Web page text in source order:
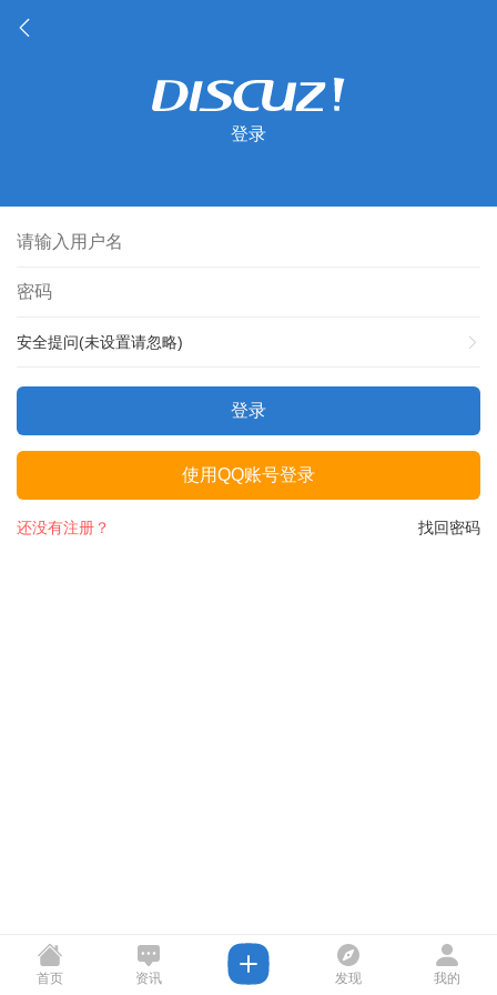
登录
安全提问(未设置请忽略)
登录
使用QQ账号登录
找回密码
还没有注册？
首页 资讯 发现 我的